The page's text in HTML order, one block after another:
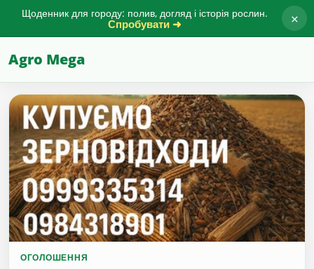
Щоденник для городу: полив, догляд і історія рослин.
Спробувати ➜ ×
Agro Mega
ОГОЛОШЕННЯ